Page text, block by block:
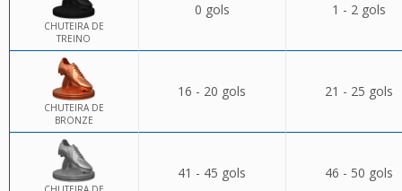
CHUTEIRA DE
TREINO
0 gols 1 - 2 gols
CHUTEIRA DE
BRONZE
16 - 20 gols 21 - 25 gols
41 - 45 gols 46 - 50 gols